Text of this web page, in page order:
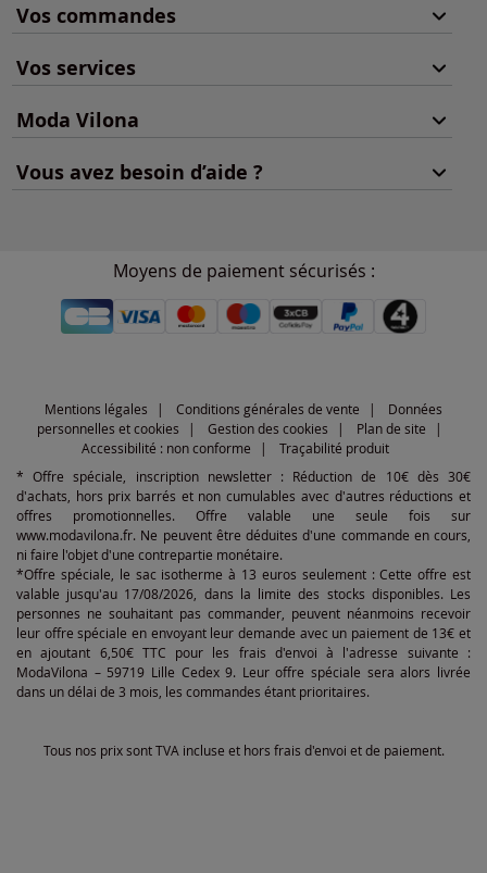
Vos commandes
Vos services
Moda Vilona
Vous avez besoin d’aide ?
Moyens de paiement sécurisés :
Mentions légales Conditions générales de vente
Données
personnelles et cookies
Gestion des cookies
Plan de site
Accessibilité : non conforme
Traçabilité produit
* Offre spéciale, inscription newsletter : Réduction de 10€ dès 30€
d'achats, hors prix barrés et non cumulables avec d'autres réductions et
offres promotionnelles. Offre valable une seule fois sur
www.modavilona.fr. Ne peuvent être déduites d'une commande en cours,
ni faire l'objet d'une contrepartie monétaire.
*Offre spéciale, le sac isotherme à 13 euros seulement : Cette offre est
valable jusqu'au 17/08/2026, dans la limite des stocks disponibles. Les
personnes ne souhaitant pas commander, peuvent néanmoins recevoir
leur offre spéciale en envoyant leur demande avec un paiement de 13€ et
en ajoutant 6,50€ TTC pour les frais d'envoi à l'adresse suivante :
ModaVilona – 59719 Lille Cedex 9. Leur offre spéciale sera alors livrée
dans un délai de 3 mois, les commandes étant prioritaires.
Tous nos prix sont TVA incluse et hors frais d'envoi et de paiement.